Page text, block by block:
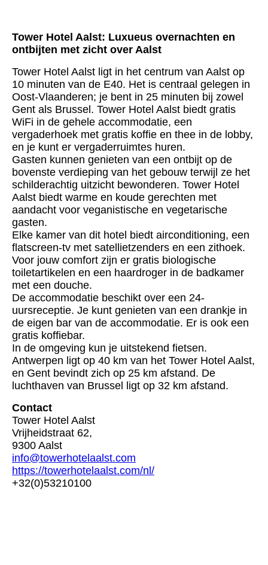
Tower Hotel Aalst: Luxueus overnachten en
ontbijten met zicht over Aalst
Tower Hotel Aalst ligt in het centrum van Aalst op
10 minuten van de E40. Het is centraal gelegen in
Oost-Vlaanderen; je bent in 25 minuten bij zowel
Gent als Brussel. Tower Hotel Aalst biedt gratis
WiFi in de gehele accommodatie, een
vergaderhoek met gratis koffie en thee in de lobby,
en je kunt er vergaderruimtes huren.
Gasten kunnen genieten van een ontbijt op de
bovenste verdieping van het gebouw terwijl ze het
schilderachtig uitzicht bewonderen. Tower Hotel
Aalst biedt warme en koude gerechten met
aandacht voor veganistische en vegetarische
gasten.
Elke kamer van dit hotel biedt airconditioning, een
flatscreen-tv met satellietzenders en een zithoek.
Voor jouw comfort zijn er gratis biologische
toiletartikelen en een haardroger in de badkamer
met een douche.
De accommodatie beschikt over een 24-
uursreceptie. Je kunt genieten van een drankje in
de eigen bar van de accommodatie. Er is ook een
gratis koffiebar.
In de omgeving kun je uitstekend fietsen.
Antwerpen ligt op 40 km van het Tower Hotel Aalst,
en Gent bevindt zich op 25 km afstand. De
luchthaven van Brussel ligt op 32 km afstand.
Contact
Tower Hotel Aalst
Vrijheidstraat 62,
9300 Aalst
info@towerhotelaalst.com
https://towerhotelaalst.com/nl/
+32(0)53210100